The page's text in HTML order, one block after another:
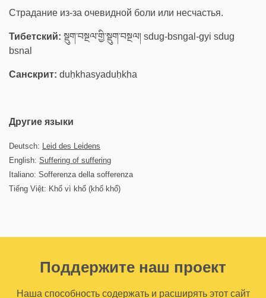
Страдание из-за очевидной боли или несчастья.
Тибетский: སྡུག་བསྔལ་གྱི་སྡུག་བསྔལ། sdug-bsngal-gyi sdug
bsnal
Санскрит: duḥkhasyaduḥkha
Другие языки
Deutsch: Leid des Leidens
English: Suffering of suffering
Italiano: Sofferenza della sofferenza
Tiếng Việt: Khổ vì khổ (khổ khổ)
Поддержите наш проект
Наша способность содержать и расширять этот сайт